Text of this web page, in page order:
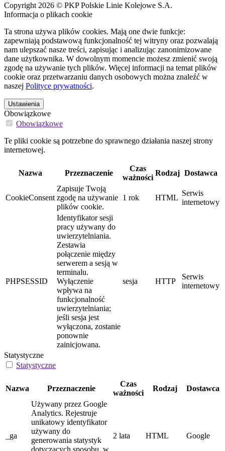
Copyright 2026 © PKP Polskie Linie Kolejowe S.A.
Informacja o plikach cookie
Ta strona używa plików cookies. Mają one dwie funkcje:
zapewniają podstawową funkcjonalność tej witryny oraz pozwalają
nam ulepszać nasze treści, zapisując i analizując zanonimizowane
dane użytkownika. W dowolnym momencie możesz zmienić swoją
zgodę na używanie tych plików. Więcej informacji na temat plików
cookie oraz przetwarzaniu danych osobowych można znaleźć w
naszej Polityce prywatności.
Ustawienia
Obowiązkowe
Obowiązkowe
Te pliki cookie są potrzebne do sprawnego działania naszej strony
internetowej.
Nazwa Przeznaczenie
Czas
ważności
Rodzaj Dostawca
CookieConsent
Zapisuje Twoją
zgodę na używanie
plików cookie.
1 rok HTML
Serwis
internetowy
PHPSESSID
Identyfikator sesji
pracy używany do
uwierzytelniania.
Zestawia
połączenie między
serwerem a sesją w
terminalu.
Wyłączenie
wpływa na
funkcjonalność
uwierzytelniania;
jeśli sesja jest
wyłączona, zostanie
ponownie
zainicjowana.
sesja HTTP
Serwis
internetowy
Statystyczne
Statystyczne
Nazwa Przeznaczenie
Czas
ważności
Rodzaj Dostawca
_ga
Używany przez Google
Analytics. Rejestruje
unikatowy identyfikator
używany do
generowania statystyk
dotyczących sposobu, w
2 lata HTML Google